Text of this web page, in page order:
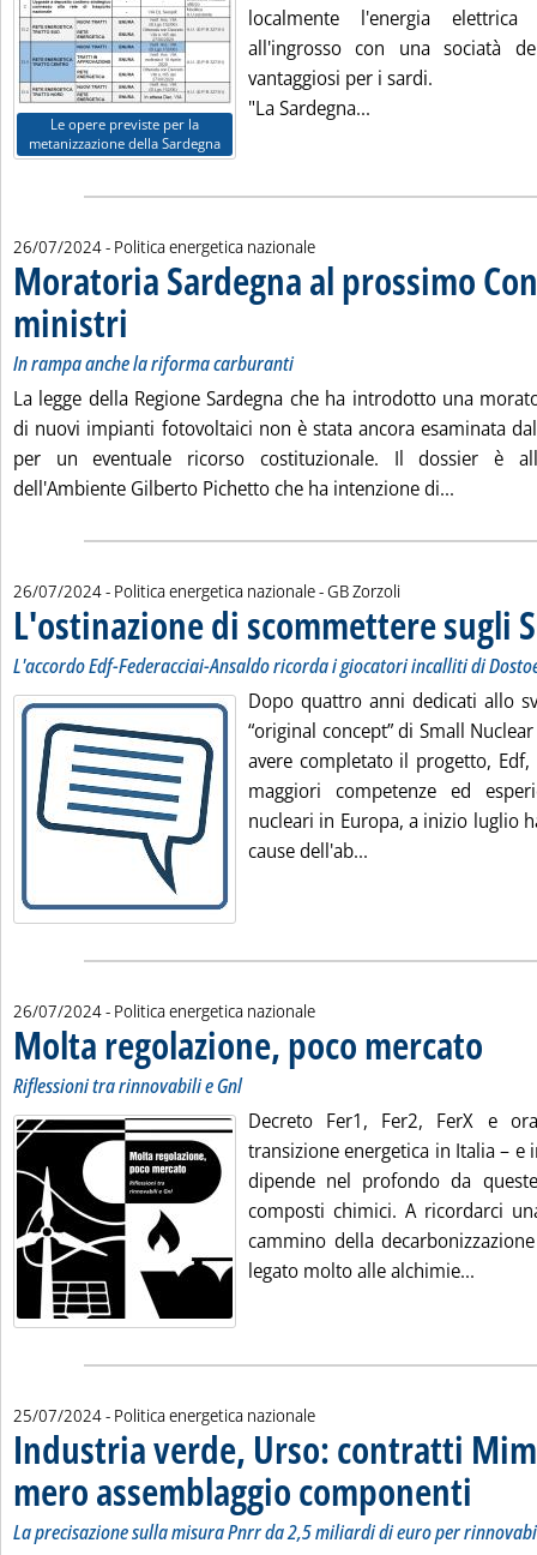
Le opere previste per la
metanizzazione della Sardegna
localmente l'energia elettrica
all'ingrosso con una sociatà
vantaggiosi per i sardi.
"La Sardegna...
26/07/2024- Politica energetica nazionale
Moratoria Sardegna al prossimo
ministri . Sottotitolo: In rampa anche la riforma carburanti
. Pubblicata venerdì 26 luglio 2024 alle 14.11.
In rampa anche la riforma carburanti
La legge della Regione Sardegna che ha introdotto una
di nuovi impianti fotovoltaici non è stata ancora esaminata
per un eventuale ricorso costituzionale. Il dossier è
dell'Ambiente Gilberto Pichetto che ha intenzione di...
26/07/2024- Politica energetica nazionale -di:
GB Zorzoli
L'ostinazione di scommettere sugli
L'accordo Edf-Federacciai-Ansaldo ricorda i giocatori incalliti di
Dopo quattro anni dedicati allo
“original concept” di Small
avere completato il progetto,
maggiori competenze ed
nucleari in Europa, a inizio luglio
cause dell'ab...
26/07/2024- Politica energetica nazionale
Molta regolazione, poco mercato
Riflessioni tra rinnovabili e Gnl
Decreto Fer1, Fer2, FerX e
transizione energetica in Italia – e
dipende nel profondo da
composti chimici. A ricordarci
cammino della
legato molto alle alchimie...
25/07/2024- Politica energetica nazionale
Industria verde, Urso: contratti
mero assemblaggio componenti
La precisazione sulla misura Pnrr da 2,5 miliardi di euro per